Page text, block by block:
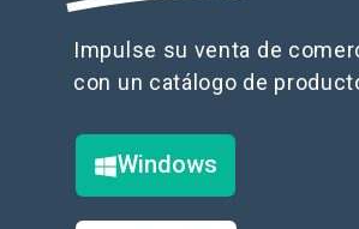
Impulse su venta de
con un catálogo de
Windows